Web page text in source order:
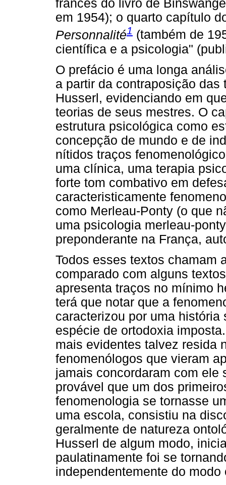
francês do livro de
em 1954); o quarto capítulo
Personnalité1 (também de
científica e a psicologia"
O prefácio é uma longa
a partir da contraposição
Husserl, evidenciando em
teorias de seus mestres. O
estrutura psicológica como
concepção de mundo e de
nítidos traços
uma clínica, uma terapia
forte tom combativo em
caracteristicamente
como Merleau-Ponty (o que
uma psicologia merleau-
preponderante na França,
Todos esses textos chamam
comparado com alguns
apresenta traços no mínimo
terá que notar que a
caracterizou por uma
espécie de ortodoxia
mais evidentes talvez resida
fenomenólogos que vieram
jamais concordaram com ele
provável que um dos
fenomenologia se tornasse
uma escola, consistiu na
geralmente de natureza
Husserl de algum modo,
paulatinamente foi se
independentemente do